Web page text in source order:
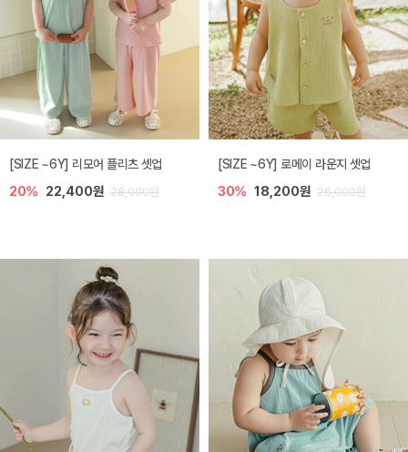
[SIZE ~6Y] 리모어 플리츠 셋업
20% 22,400원 28,000원
[SIZE ~6Y] 로메이 라운지 셋업
30% 18,200원 26,000원